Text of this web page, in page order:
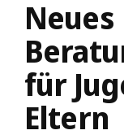
Neues
für
Eltern